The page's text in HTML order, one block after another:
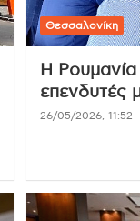
Θεσσαλονίκη
Η
επενδυτές
26/05/2026, 11:52